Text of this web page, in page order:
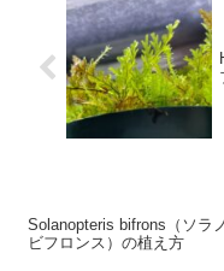
Solanopteris bifrons（ソラ
ビフロンス）の植え方